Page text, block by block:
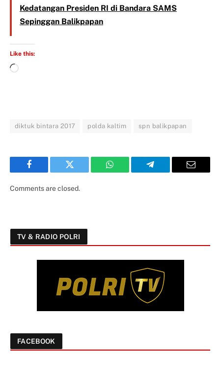
Kedatangan Presiden RI di Bandara SAMS
Sepinggan Balikpapan
Like this:
diktuk bintara 2017 polda kaltim spn balikpapan
Facebook Twitter WhatsApp Telegram Email
Comments are closed.
TV & RADIO POLRI
FACEBOOK